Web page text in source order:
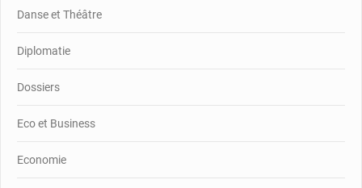
Danse et Théâtre
Diplomatie
Dossiers
Eco et Business
Economie